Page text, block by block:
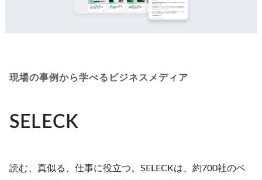
現場の事例から学べるビジネスメディア
SELECK
読む、真似る、仕事に役立つ。SELECKは、約700社のベ